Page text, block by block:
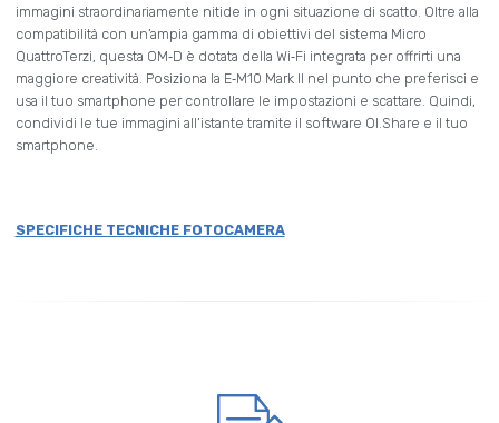
immagini straordinariamente nitide in ogni situazione di scatto. Oltre alla
compatibilità con un’ampia gamma di obiettivi del sistema Micro
QuattroTerzi, questa OM‑D è dotata della Wi‑Fi integrata per offrirti una
maggiore creatività. Posiziona la E‑M10 Mark II nel punto che preferisci e
usa il tuo smartphone per controllare le impostazioni e scattare. Quindi,
condividi le tue immagini all’istante tramite il software OI.Share e il tuo
smartphone.
SPECIFICHE TECNICHE FOTOCAMERA